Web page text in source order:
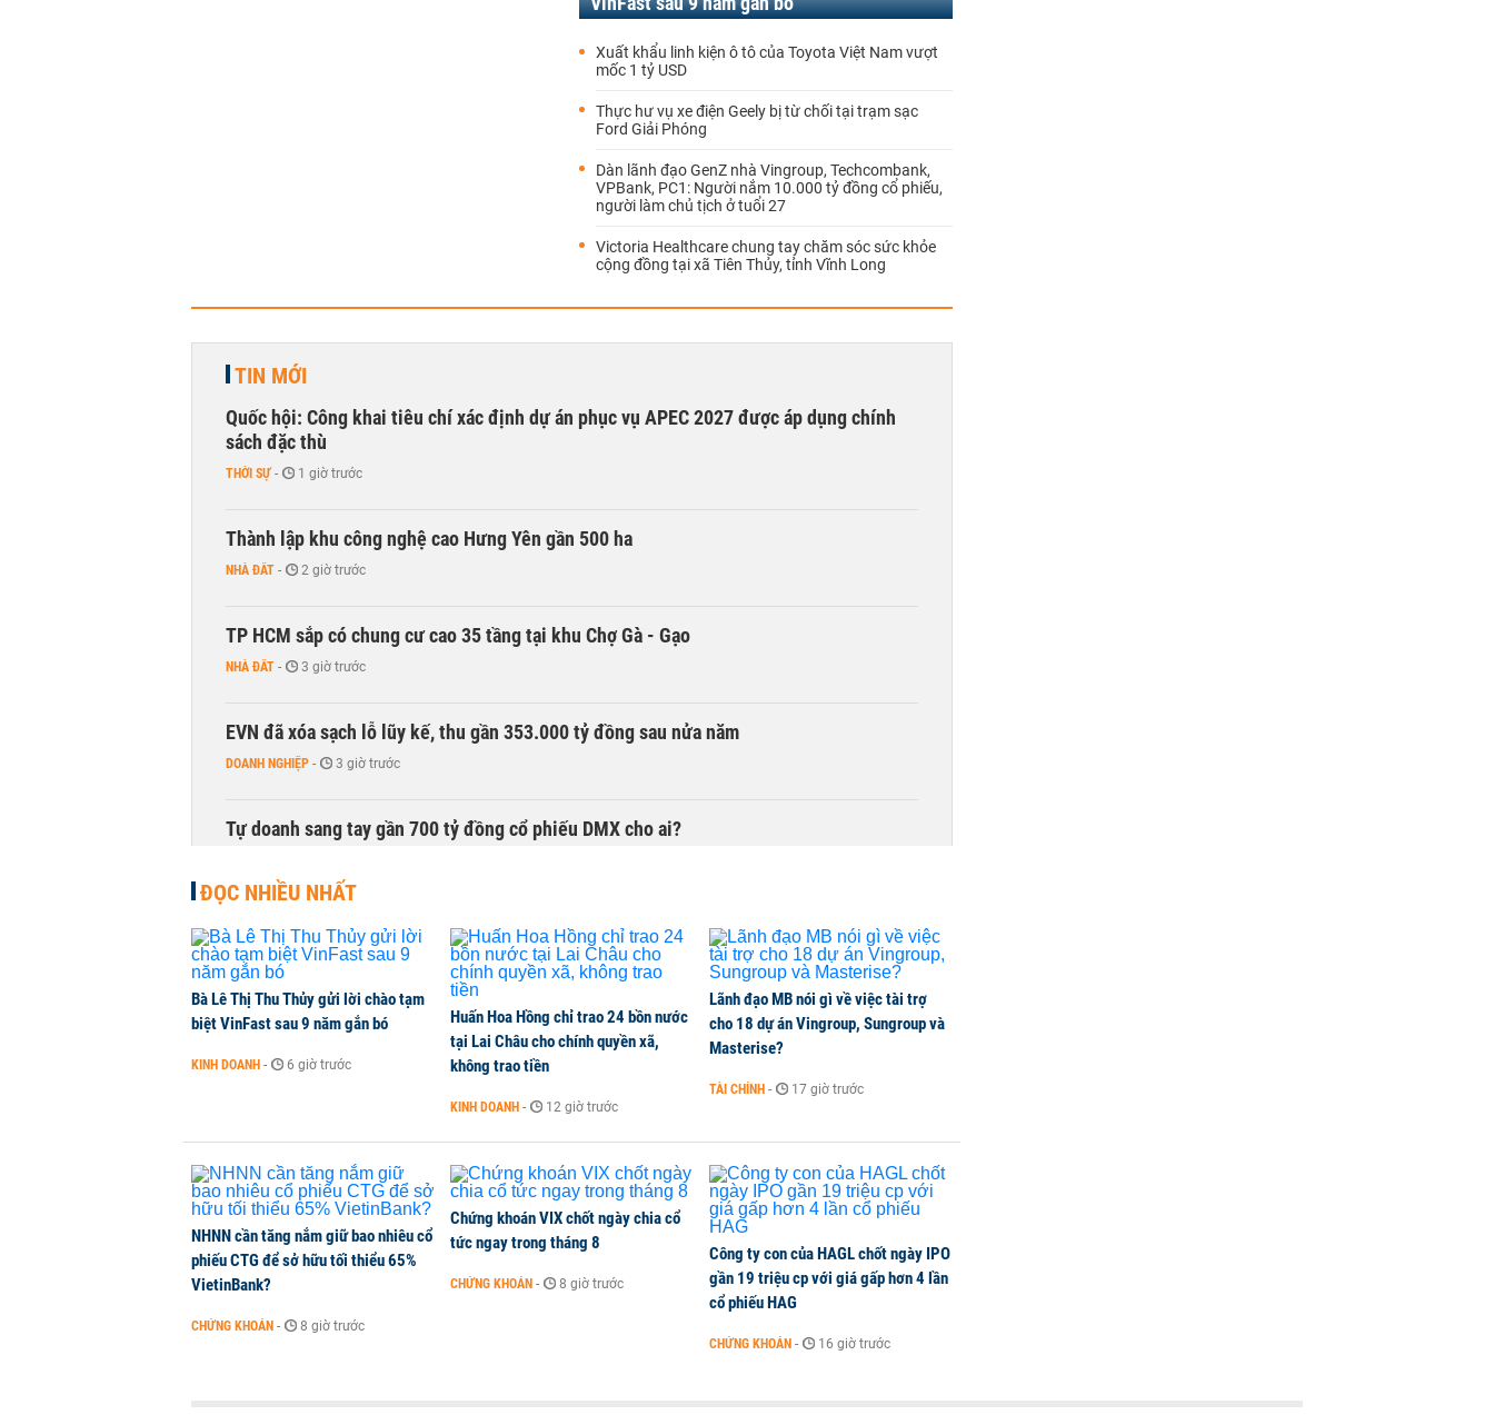
Xuất khẩu linh kiện ô tô của Toyota Việt Nam vượt
mốc 1 tỷ USD
Thực hư vụ xe điện Geely bị từ chối tại trạm sạc
Ford Giải Phóng
Dàn lãnh đạo GenZ nhà Vingroup, Techcombank,
VPBank, PC1: Người nắm 10.000 tỷ đồng cổ phiếu,
người làm chủ tịch ở tuổi 27
Victoria Healthcare chung tay chăm sóc sức khỏe
cộng đồng tại xã Tiên Thủy, tỉnh Vĩnh Long
TIN MỚI
Quốc hội: Công khai tiêu chí xác định dự án phục vụ APEC 2027 được áp dụng chính
sách đặc thù
THỜI SỰ - 1 giờ trước
Thành lập khu công nghệ cao Hưng Yên gần 500 ha
NHÀ ĐẤT - 2 giờ trước
TP HCM sắp có chung cư cao 35 tầng tại khu Chợ Gà - Gạo
NHÀ ĐẤT - 3 giờ trước
EVN đã xóa sạch lỗ lũy kế, thu gần 353.000 tỷ đồng sau nửa năm
DOANH NGHIỆP - 3 giờ trước
Tự doanh sang tay gần 700 tỷ đồng cổ phiếu DMX cho ai?
ĐỌC NHIỀU NHẤT
Bà Lê Thị Thu Thủy gửi lời chào tạm
biệt VinFast sau 9 năm gắn bó
KINH DOANH - 6 giờ trước
Huấn Hoa Hồng chỉ trao 24 bồn nước
tại Lai Châu cho chính quyền xã,
không trao tiền
KINH DOANH - 12 giờ trước
Lãnh đạo MB nói gì về việc tài trợ
cho 18 dự án Vingroup, Sungroup và
Masterise?
TÀI CHÍNH - 17 giờ trước
NHNN cần tăng nắm giữ bao nhiêu cổ
phiếu CTG để sở hữu tối thiểu 65%
VietinBank?
CHỨNG KHOÁN - 8 giờ trước
Chứng khoán VIX chốt ngày chia cổ
tức ngay trong tháng 8
CHỨNG KHOÁN - 8 giờ trước
Công ty con của HAGL chốt ngày IPO
gần 19 triệu cp với giá gấp hơn 4 lần
cổ phiếu HAG
CHỨNG KHOÁN - 16 giờ trước